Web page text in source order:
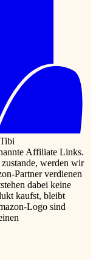
Affiliate Links.
werden wir
Partner verdienen
dabei keine
kaufst, bleibt
Logo sind